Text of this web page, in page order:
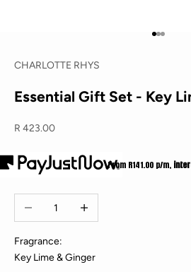
Go to
Go to
Go to
CHARLOTTE RHYS
Essential Gift Set - Key
Sale price
R 423.00
From R141.00 p/m,
Decrease quantityIncrease quantity
Fragrance:
Key Lime & Ginger